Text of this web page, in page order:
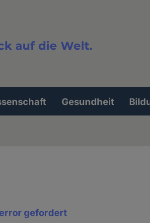
auf die Welt.
Gesundheit
gefordert